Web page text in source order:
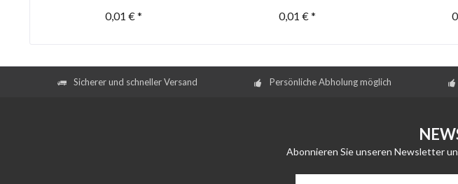
0,01 € * 0,01 € *
Sicherer und schneller Versand Persönliche Abholung möglich
Abonnieren Sie unseren Newsletter